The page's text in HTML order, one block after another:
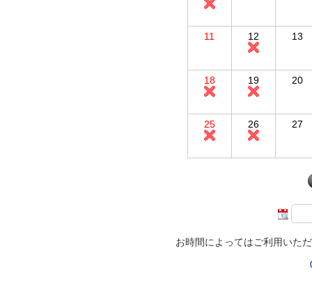
11 12 13
18 19 20
25 26 27
お時間によってはご利用いた